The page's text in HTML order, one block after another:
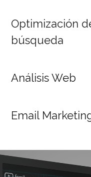
Optimización
búsqueda
Análisis Web
Email